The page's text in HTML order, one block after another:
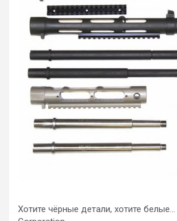
Хотите чёрные детали, хотите